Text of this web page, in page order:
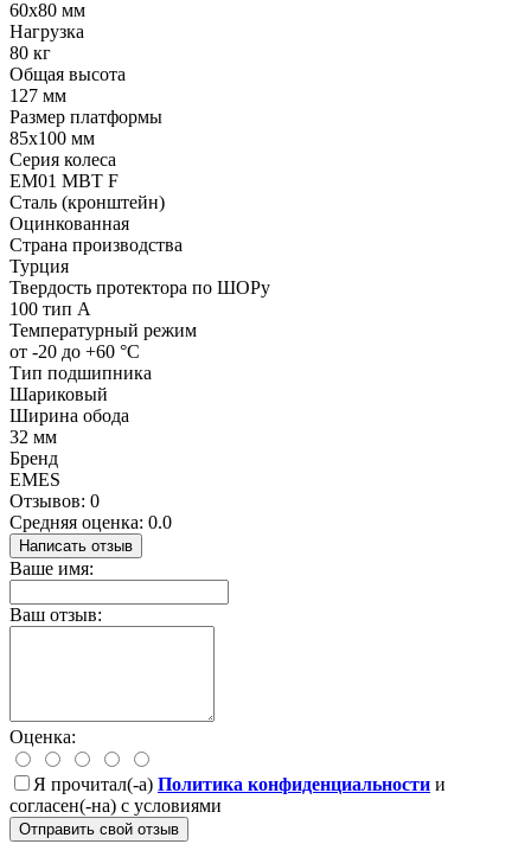
60x80 мм
Нагрузка
80 кг
Общая высота
127 мм
Размер платформы
85x100 мм
Серия колеса
EM01 MBT F
Сталь (кронштейн)
Оцинкованная
Страна производства
Турция
Твердость протектора по ШОРу
100 тип А
Температурный режим
от -20 до +60 °С
Тип подшипника
Шариковый
Ширина обода
32 мм
Бренд
EMES
Отзывов: 0
Средняя оценка: 0.0
Написать отзыв
Ваше имя:
Ваш отзыв:
Оценка:
Я прочитал(-а) Политика конфиденциальности и
согласен(-на) с условиями
Отправить свой отзыв